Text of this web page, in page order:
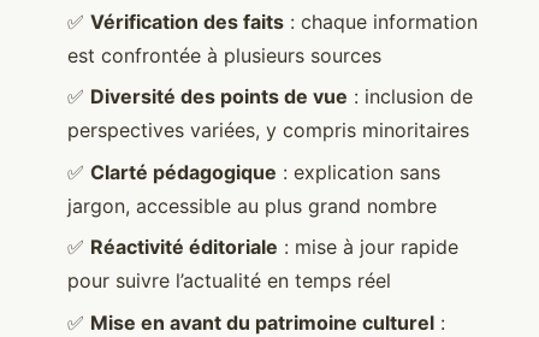
✅ Vérification des faits : chaque information
est confrontée à plusieurs sources
✅ Diversité des points de vue : inclusion de
perspectives variées, y compris minoritaires
✅ Clarté pédagogique : explication sans
jargon, accessible au plus grand nombre
✅ Réactivité éditoriale : mise à jour rapide
pour suivre l’actualité en temps réel
✅ Mise en avant du patrimoine culturel :